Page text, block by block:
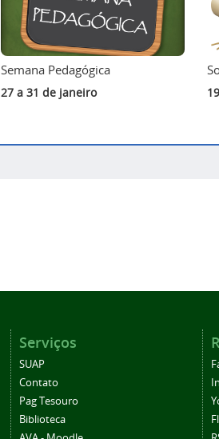
Semana Pedagógica
27 a 31 de janeiro
Serviços
SUAP
Contato
Pag Tesouro
Biblioteca